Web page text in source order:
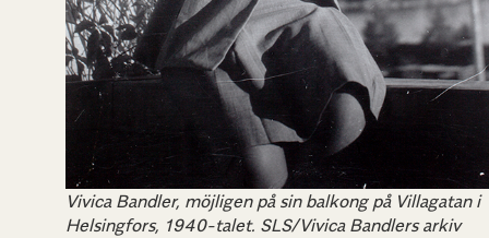
Vivica Bandler, möjligen på sin balkong på Villagatan i
Helsingfors, 1940-talet. SLS/Vivica Bandlers arkiv